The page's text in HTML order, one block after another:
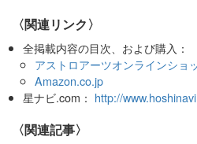
〈関連リンク〉
全掲載内容の目次、および購入：
アストロアーツオンラインショ
Amazon.co.jp
星ナビ.com： http://
関連記事